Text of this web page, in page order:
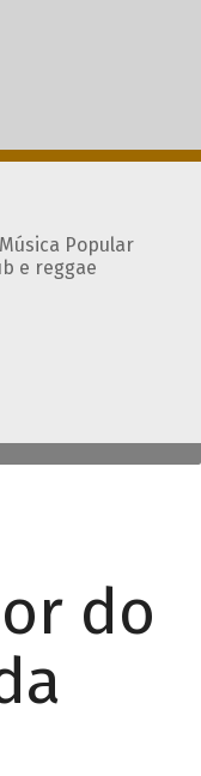
Popular
e reggae
do